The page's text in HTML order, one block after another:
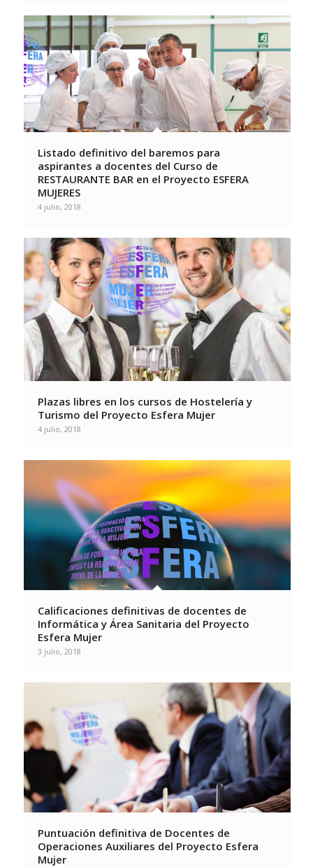
Listado definitivo del baremos para
aspirantes a docentes del Curso de
RESTAURANTE BAR en el Proyecto ESFERA
MUJERES
4 julio, 2018
Plazas libres en los cursos de Hostelería y
Turismo del Proyecto Esfera Mujer
4 julio, 2018
Calificaciones definitivas de docentes de
Informática y Área Sanitaria del Proyecto
Esfera Mujer
3 julio, 2018
Puntuación definitiva de Docentes de
Operaciones Auxiliares del Proyecto Esfera
Mujer